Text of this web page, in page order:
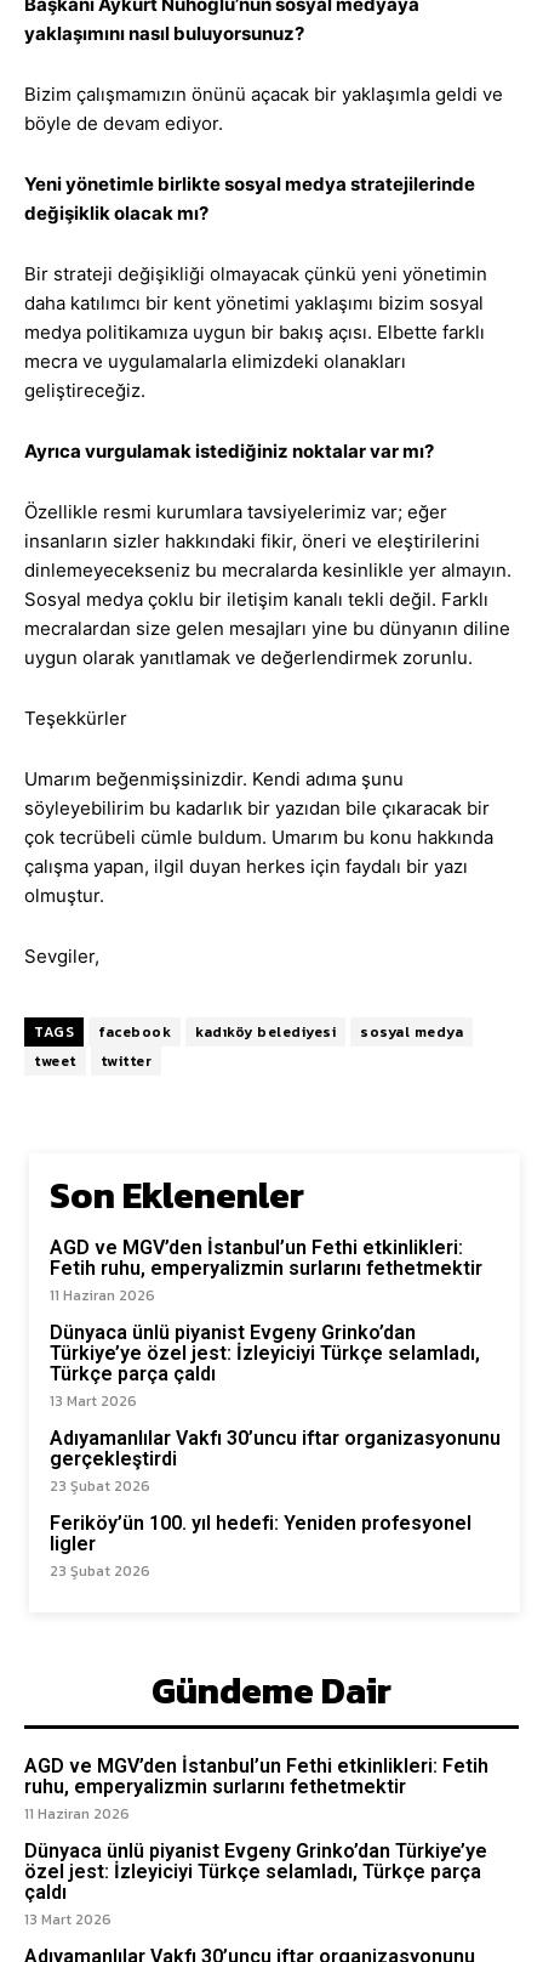
yaklaşımını nasıl buluyorsunuz?
Bizim çalışmamızın önünü açacak bir yaklaşımla geldi ve
böyle de devam ediyor.
Yeni yönetimle birlikte sosyal medya stratejilerinde
değişiklik olacak mı?
Bir strateji değişikliği olmayacak çünkü yeni yönetimin
daha katılımcı bir kent yönetimi yaklaşımı bizim sosyal
medya politikamıza uygun bir bakış açısı. Elbette farklı
mecra ve uygulamalarla elimizdeki olanakları
geliştireceğiz.
Ayrıca vurgulamak istediğiniz noktalar var mı?
Özellikle resmi kurumlara tavsiyelerimiz var; eğer
insanların sizler hakkındaki fikir, öneri ve eleştirilerini
dinlemeyecekseniz bu mecralarda kesinlikle yer almayın.
Sosyal medya çoklu bir iletişim kanalı tekli değil. Farklı
mecralardan size gelen mesajları yine bu dünyanın diline
uygun olarak yanıtlamak ve değerlendirmek zorunlu.
Teşekkürler
Umarım beğenmişsinizdir. Kendi adıma şunu
söyleyebilirim bu kadarlık bir yazıdan bile çıkaracak bir
çok tecrübeli cümle buldum. Umarım bu konu hakkında
çalışma yapan, ilgil duyan herkes için faydalı bir yazı
olmuştur.
Sevgiler,
TAGS facebook kadıköy belediyesi
sosyal medya
tweet
twitter
Son Eklenenler
AGD ve MGV’den İstanbul’un Fethi etkinlikleri:
Fetih ruhu, emperyalizmin surlarını fethetmektir
11 Haziran 2026
Dünyaca ünlü piyanist Evgeny Grinko’dan
Türkiye’ye özel jest: İzleyiciyi Türkçe selamladı,
Türkçe parça çaldı
13 Mart 2026
Adıyamanlılar Vakfı 30’uncu iftar organizasyonunu
gerçekleştirdi
23 Şubat 2026
Feriköy’ün 100. yıl hedefi: Yeniden profesyonel
ligler
23 Şubat 2026
Gündeme Dair
AGD ve MGV’den İstanbul’un Fethi etkinlikleri: Fetih
ruhu, emperyalizmin surlarını fethetmektir
11 Haziran 2026
Dünyaca ünlü piyanist Evgeny Grinko’dan Türkiye’ye
özel jest: İzleyiciyi Türkçe selamladı, Türkçe parça
çaldı
13 Mart 2026
Adıyamanlılar Vakfı 30’uncu iftar organizasyonunu